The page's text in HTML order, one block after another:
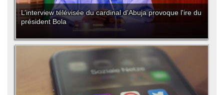
L’interview télévisée du cardinal d'Abuja provoque l'ire du
président Bola